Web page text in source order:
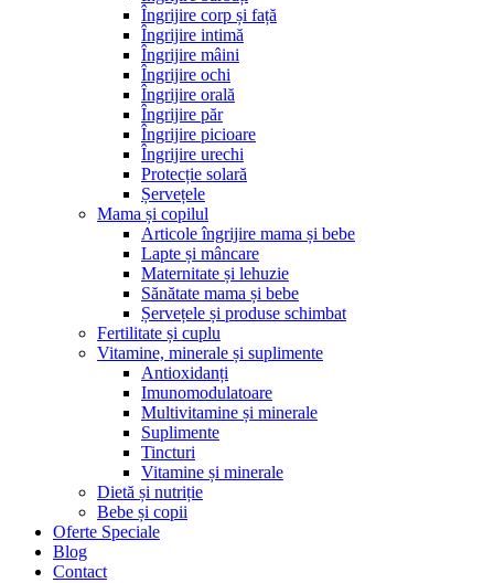
Îngrijire corp și față
Îngrijire intimă
Îngrijire mâini
Îngrijire ochi
Îngrijire orală
Îngrijire păr
Îngrijire picioare
Îngrijire urechi
Protecție solară
Șervețele
Mama și copilul
Articole îngrijire mama și bebe
Lapte și mâncare
Maternitate și lehuzie
Sănătate mama și bebe
Șervețele și produse schimbat
Fertilitate și cuplu
Vitamine, minerale și suplimente
Antioxidanți
Imunomodulatoare
Multivitamine și minerale
Suplimente
Tincturi
Vitamine și minerale
Dietă și nutriție
Bebe și copii
Oferte Speciale
Blog
Contact